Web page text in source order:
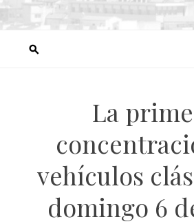
La
vehículos
domingo 6